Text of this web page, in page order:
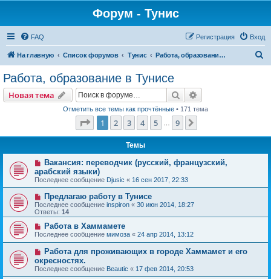
Форум - Тунис
FAQ Вход
Регистрация
На главную Список форумов Тунис Работа, образование в Тунисе
Работа, образование в Тунисе
Новая тема Поиск
Отметить все темы как прочтённые • 171 тема
Страница из
1 2 3 4 5 9
Темы
Вакансия: переводчик (русский, французский,
арабский языки)
Последнее сообщение Djusic « 16 сен 2017, 22:33
Предлагаю работу в Тунисе
Последнее сообщение inspiron « 30 июн 2014, 18:27
Ответы: 14
Работа в Хаммамете
Последнее сообщение мимоза « 24 апр 2014, 13:12
Работа для проживающих в городе Хаммамет и его
окресностях.
Последнее сообщение Beautic « 17 фев 2014, 20:53